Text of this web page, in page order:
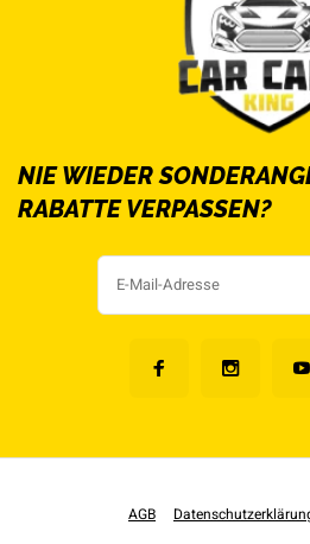
NIE WIEDER
RABATTE VERPASSEN?
AGB